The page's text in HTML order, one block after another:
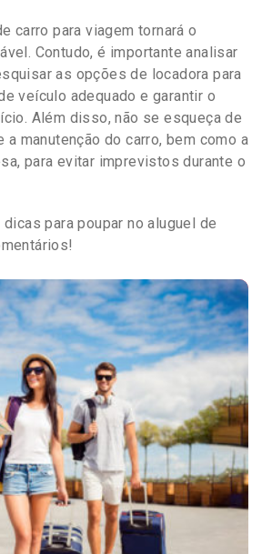
carro para viagem tornará o
Contudo, é importante analisar
as opções de locadora para
veículo adequado e garantir o
Além disso, não se esqueça de
a manutenção do carro, bem como a
para evitar imprevistos durante o
para poupar no aluguel de